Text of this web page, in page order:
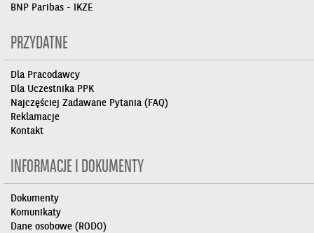
BNP Paribas - IKZE
PRZYDATNE
Dla Pracodawcy
Dla Uczestnika PPK
Najczęściej Zadawane Pytania (FAQ)
Reklamacje
Kontakt
INFORMACJE I DOKUMENTY
Dokumenty
Komunikaty
Dane osobowe (RODO)